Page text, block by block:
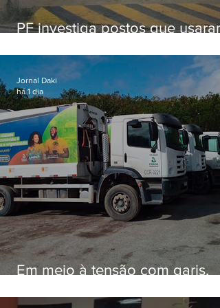
PF investiga postos que usaram
secretário morto em 2020
Em meio à tensão com garis,
26,9% com prefeitura e
Jornal Daki
há 1 dia